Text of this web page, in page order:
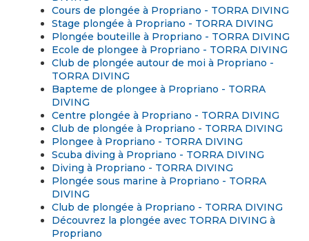
Cours de plongée à Propriano - TORRA DIVING
Stage plongée à Propriano - TORRA DIVING
Plongée bouteille à Propriano - TORRA DIVING
Ecole de plongee à Propriano - TORRA DIVING
Club de plongée autour de moi à Propriano -
TORRA DIVING
Bapteme de plongee à Propriano - TORRA
DIVING
Centre plongée à Propriano - TORRA DIVING
Club de plongée à Propriano - TORRA DIVING
Plongee à Propriano - TORRA DIVING
Scuba diving à Propriano - TORRA DIVING
Diving à Propriano - TORRA DIVING
Plongée sous marine à Propriano - TORRA
DIVING
Club de plongée à Propriano - TORRA DIVING
Découvrez la plongée avec TORRA DIVING à
Propriano